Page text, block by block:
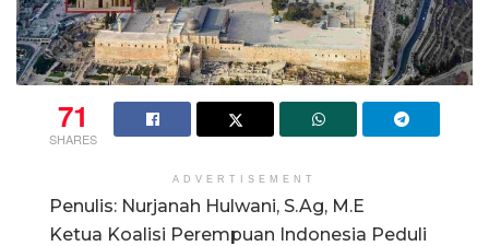
71
SHARES
ADVERTISEMENT
Penulis: Nurjanah Hulwani, S.Ag, M.E
Ketua Koalisi Perempuan Indonesia Peduli